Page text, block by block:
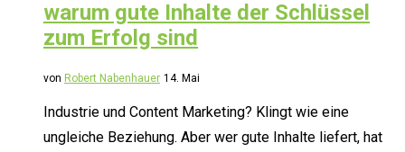
warum gute Inhalte der Schlüssel
zum Erfolg sind
von Robert Nabenhauer 14. Mai
Industrie und Content Marketing? Klingt wie eine
ungleiche Beziehung. Aber wer gute Inhalte liefert, hat